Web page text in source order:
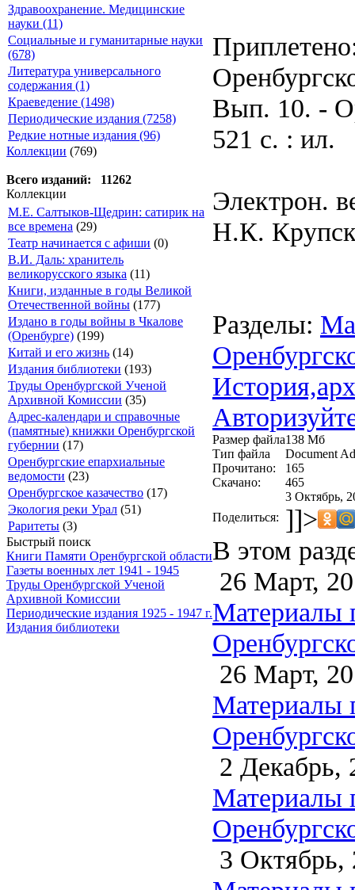
Здравоохранение. Медицинские
науки (11)
Социальные и гуманитарные науки
(678)
Литература универсального
содержания (1)
Краеведение (1498)
Периодические издания (7258)
Редкие нотные издания (96)
Коллекции (769)
Всего изданий: 11262
Коллекции
М.Е. Салтыков-Щедрин: сатирик на
все времена (29)
Театр начинается с афиши (0)
В.И. Даль: хранитель
великорусского языка (11)
Книги, изданные в годы Великой
Отечественной войны (177)
Издано в годы войны в Чкалове
(Оренбурге) (199)
Китай и его жизнь (14)
Издания библиотеки (193)
Труды Оренбургской Ученой
Архивной Комиссии (35)
Адрес-календари и справочные
(памятные) книжки Оренбургской
губернии (17)
Оренбургские епархиальные
ведомости (23)
Оренбургское казачество (17)
Экология реки Урал (51)
Раритеты (3)
Быстрый поиск
Книги Памяти Оренбургской области
Газеты военных лет 1941 - 1945
Труды Оренбургской Ученой
Архивной Комиссии
Периодические издания 1925 - 1947 г.
Издания библиотеки
Вып. 10. -
521 с. : ил.
Электрон.
Н.К.
Разделы:
Размер файла138 Мб
Тип файла
Document
Прочитано:
165
Скачано:
465
3 Октябрь,
Поделиться: ]]>
В этом
26 Март,
Материалы
26 Март,
Материалы
2 Декабрь,
Материалы
3 Октябрь,